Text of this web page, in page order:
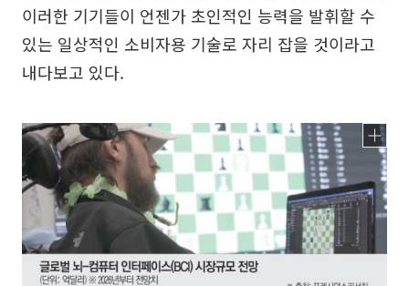
이러한 기기들이 언젠가 초인적인 능력을 발휘할 수
있는 일상적인 소비자용 기술로 자리 잡을 것이라고
내다보고 있다.